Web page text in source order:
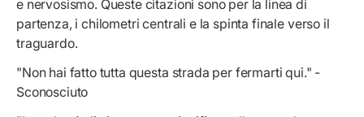
e nervosismo. Queste citazioni sono per la linea di
partenza, i chilometri centrali e la spinta finale verso il
traguardo.
"Non hai fatto tutta questa strada per fermarti qui." -
Sconosciuto